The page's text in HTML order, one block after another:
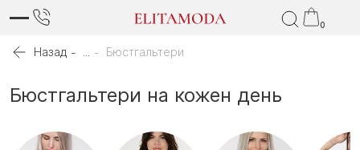
0
Назад Бюстгальтери
Бюстгальтери на кожен день